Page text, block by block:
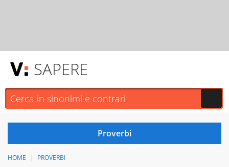
SAPERE
HOME PROVERBI